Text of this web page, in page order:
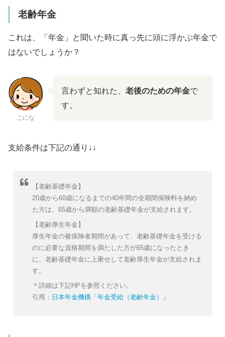
老齢年金
これは、「年金」と聞いた時に真っ先に頭に浮かぶ年金で
はないでしょうか？
こにな
言わずと知れた、 老後のための年金で
す。
支給条件は下記の通り↓↓
【老齢基礎年金】
20歳から60歳になるまでの40年間の全期間保険料を納め
た方は、65歳から満額の老齢基礎年金が支給されます。
【老齢厚生年金】
厚生年金の被保険者期間があって、老齢基礎年金を受ける
のに必要な資格期間を満たした方が65歳になったとき
に、老齢基礎年金に上乗せして老齢厚生年金が支給されま
す。
＊詳細は下記HPを参照ください。
引用： 日本年金機構「年金受給（老齢年金）」